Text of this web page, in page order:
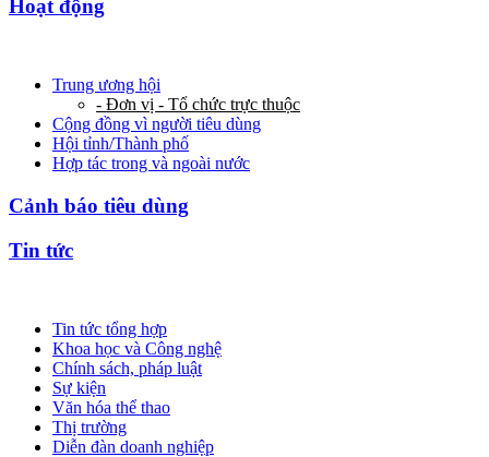
Hoạt động
Trung ương hội
- Đơn vị - Tổ chức trực thuộc
Cộng đồng vì người tiêu dùng
Hội tỉnh/Thành phố
Hợp tác trong và ngoài nước
Cảnh báo tiêu dùng
Tin tức
Tin tức tổng hợp
Khoa học và Công nghệ
Chính sách, pháp luật
Sự kiện
Văn hóa thể thao
Thị trường
Diễn đàn doanh nghiệp